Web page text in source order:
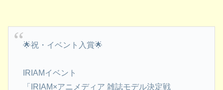
🌟祝・イベント入賞🌟
IRIAMイベント
「IRIAM×アニメディア 雑誌モデル決定戦